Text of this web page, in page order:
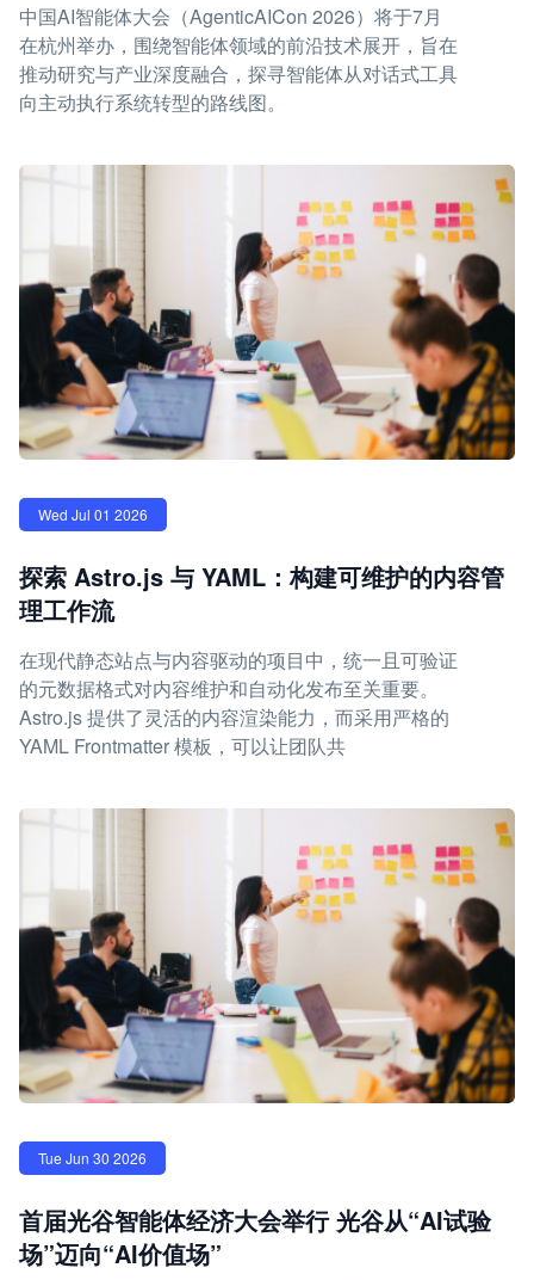
中国AI智能体大会（AgenticAICon 2026）将于7月
在杭州举办，围绕智能体领域的前沿技术展开，旨在
推动研究与产业深度融合，探寻智能体从对话式工具
向主动执行系统转型的路线图。
Wed Jul 01 2026
探索 Astro.js 与 YAML：构建可维护的内容管
理工作流
在现代静态站点与内容驱动的项目中，统一且可验证
的元数据格式对内容维护和自动化发布至关重要。
Astro.js 提供了灵活的内容渲染能力，而采用严格的
YAML Frontmatter 模板，可以让团队共
Tue Jun 30 2026
首届光谷智能体经济大会举行 光谷从“AI试验
场”迈向“AI价值场”